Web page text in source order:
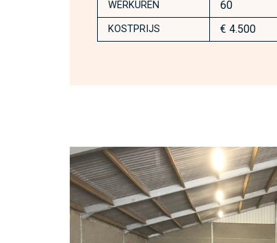
WERKUREN 60
KOSTPRIJS € 4.500